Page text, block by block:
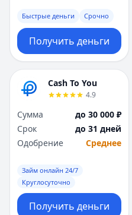
Быстрые деньги Срочно
Получить деньги
Cash To You
4.9
Сумма
до 30 000 ₽
Срок
до 31 дней
Одобрение
Среднее
Займ онлайн 24/7
Круглосуточно
Получить деньги